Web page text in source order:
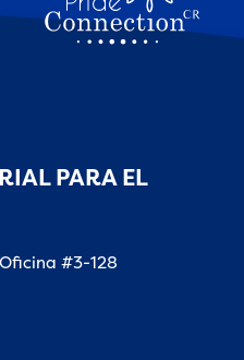
PARA EL
#3-128